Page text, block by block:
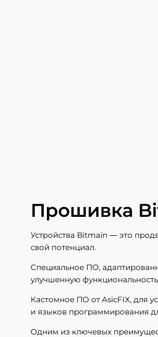
Прошивка
Устройства Bitmain — это
свой потенциал.
Специальное ПО,
улучшенную
Кастомное ПО от AsicFIX, для
и языков программирования
Одним из ключевых